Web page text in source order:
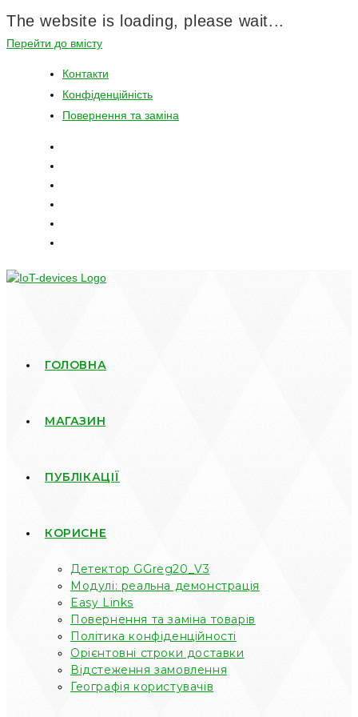
The website is loading, please wait...
Перейти до вмісту
Контакти
Конфіденційність
Повернення та заміна
ГОЛОВНА
МАГАЗИН
ПУБЛІКАЦІЇ
КОРИСНЕ
Детектор GGreg20_V3
Модулі: реальна демонстрація
Easy Links
Повернення та заміна товарів
Політика конфіденційності
Орієнтовні строки доставки
Відстеження замовлення
Географія користувачів